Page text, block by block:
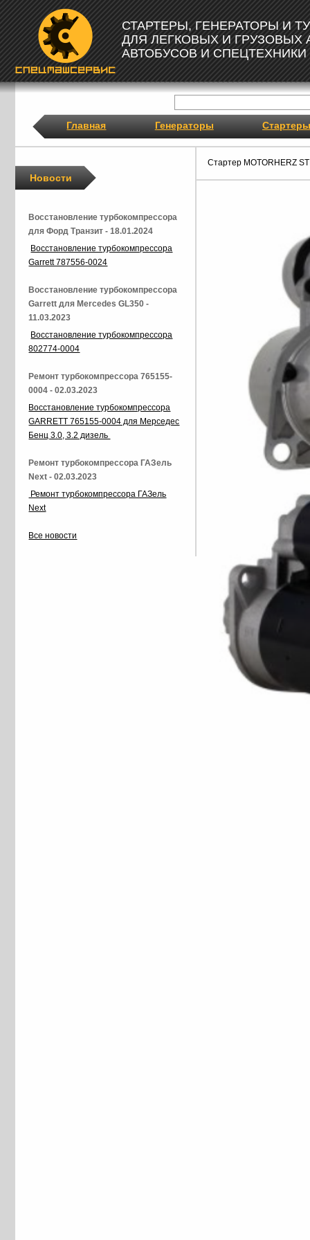
СТАРТЕРЫ, ГЕНЕРАТОРЫ И
ДЛЯ ЛЕГКОВЫХ И ГРУЗОВЫХ
АВТОБУСОВ И СПЕЦТЕХНИКИ
Главная Генераторы Стартеры
Стартер MOTORHERZ
Новости
Восстановление турбокомпрессора
для Форд Транзит - 18.01.2024
Восстановление турбокомпрессора
Garrett 787556-0024
Восстановление турбокомпрессора
Garrett для Mercedes GL350 -
11.03.2023
Восстановление турбокомпрессора
802774-0004
Ремонт турбокомпрессора 765155-
0004 - 02.03.2023
Восстановление турбокомпрессора
GARRETT 765155-0004 для Мерседес
Бенц 3.0, 3.2 дизель
Ремонт турбокомпрессора ГАЗель
Next - 02.03.2023
Ремонт турбокомпрессора ГАЗель
Next
Все новости